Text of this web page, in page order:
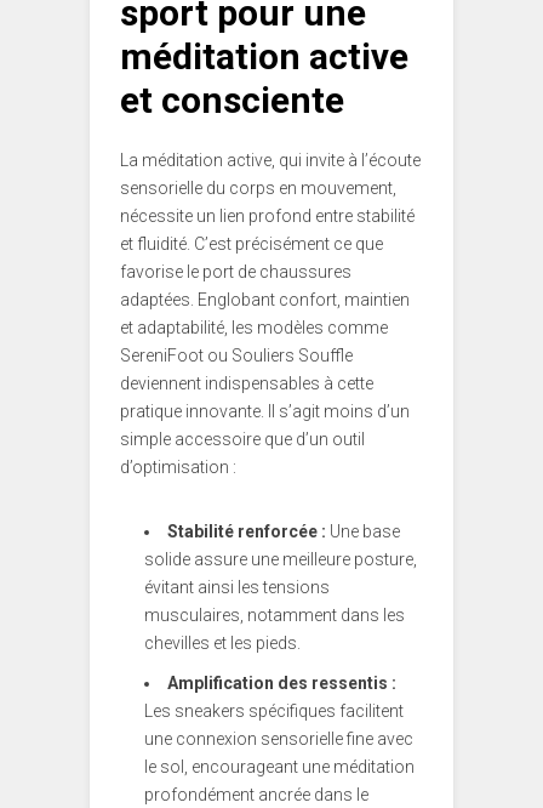
sport pour une
méditation active
et consciente
La méditation active, qui invite à l’écoute
sensorielle du corps en mouvement,
nécessite un lien profond entre stabilité
et fluidité. C’est précisément ce que
favorise le port de chaussures
adaptées. Englobant confort, maintien
et adaptabilité, les modèles comme
SereniFoot ou Souliers Souffle
deviennent indispensables à cette
pratique innovante. Il s’agit moins d’un
simple accessoire que d’un outil
d’optimisation :
Stabilité renforcée : Une base
solide assure une meilleure posture,
évitant ainsi les tensions
musculaires, notamment dans les
chevilles et les pieds.
Amplification des ressentis :
Les sneakers spécifiques facilitent
une connexion sensorielle fine avec
le sol, encourageant une méditation
profondément ancrée dans le